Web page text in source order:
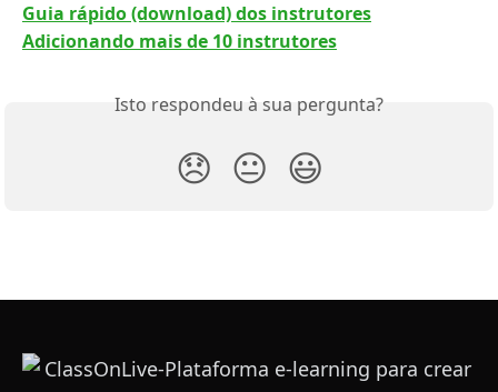
Guia rápido (download) dos instrutores
Adicionando mais de 10 instrutores
Isto respondeu à sua pergunta?
😞 😐 😃